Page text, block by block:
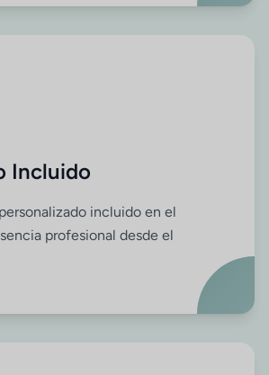
Incluido
incluido en el
profesional desde el